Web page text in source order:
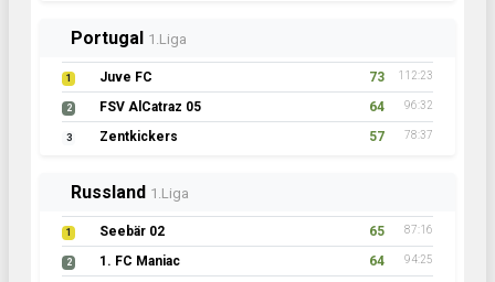
Portugal 1.Liga
1 Juve FC 73 112:23
2 FSV AlCatraz 05 64 96:32
3 Zentkickers 57 78:37
Russland 1.Liga
1 Seebär 02 65 87:16
2 1. FC Maniac 64 94:25